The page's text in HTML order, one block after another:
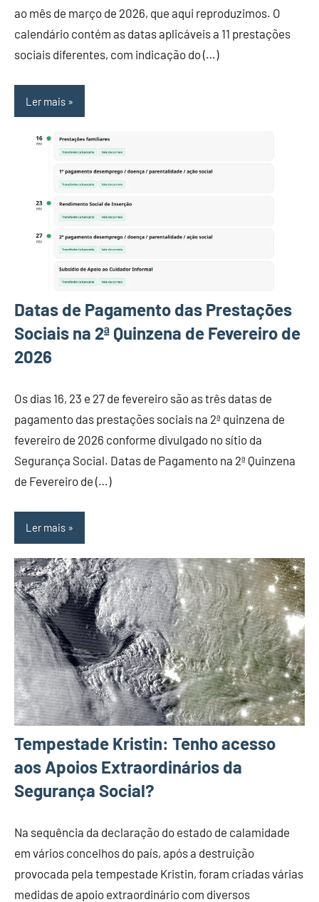
ao mês de março de 2026, que aqui reproduzimos. O
calendário contém as datas aplicáveis a 11 prestações
sociais diferentes, com indicação do (…)
Ler mais
Datas de Pagamento das Prestações
Sociais na 2ª Quinzena de Fevereiro de
2026
Os dias 16, 23 e 27 de fevereiro são as três datas de
pagamento das prestações sociais na 2ª quinzena de
fevereiro de 2026 conforme divulgado no sítio da
Segurança Social. Datas de Pagamento na 2ª Quinzena
de Fevereiro de (…)
Ler mais
Tempestade Kristin: Tenho acesso
aos Apoios Extraordinários da
Segurança Social?
Na sequência da declaração do estado de calamidade
em vários concelhos do país, após a destruição
provocada pela tempestade Kristin, foram criadas várias
medidas de apoio extraordinário com diversos